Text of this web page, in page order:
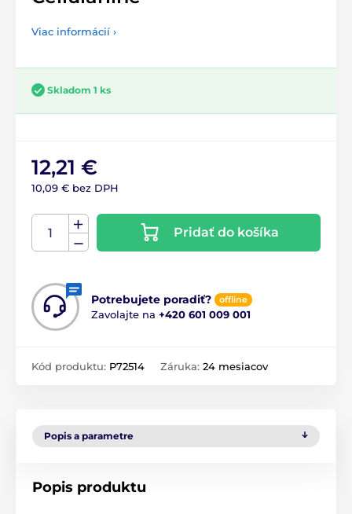
Viac informácií ›
Skladom 1 ks
12,21 €
10,09 € bez DPH
Pridať do košíka
Potrebujete poradiť? offline
Zavolajte na +420 601 009 001
Kód produktu: P72514 Záruka: 24 mesiacov
Popis a parametre
Popis produktu